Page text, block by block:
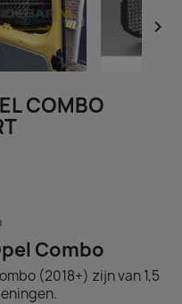

COMBO
Combo
(2018+) zijn van 1,5